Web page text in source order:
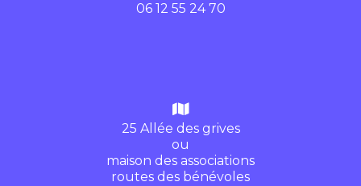
06 12 55 24 70
25 Allée des grives
ou
maison des associations
routes des bénévoles